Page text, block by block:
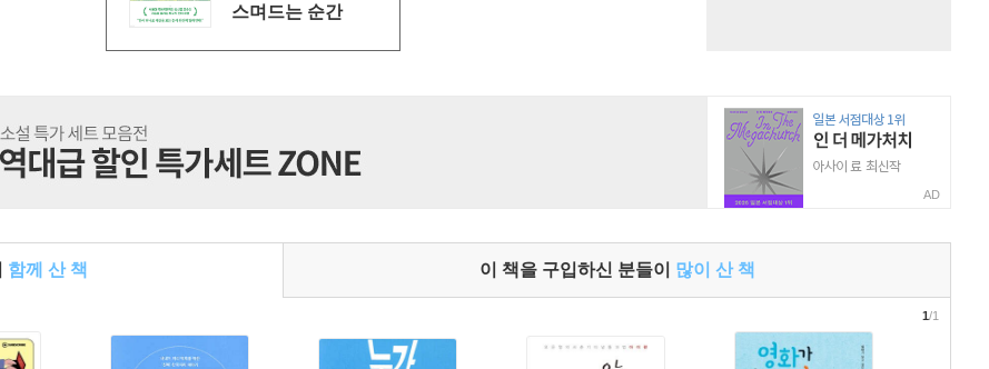
스며드는 순간
AD
함께 산 책 이 책을 구입하신 분들이 많이 산 책
1/1